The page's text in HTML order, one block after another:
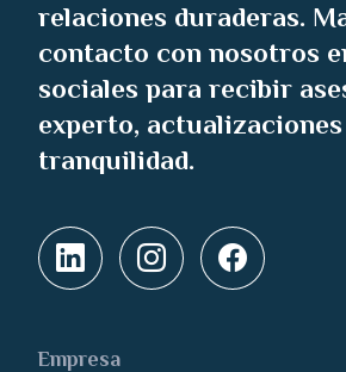
relaciones duraderas.
contacto con nosotros
sociales para recibir
experto,
tranquilidad.
Empresa